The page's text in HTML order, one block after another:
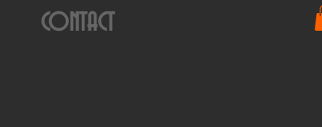
CONTACT